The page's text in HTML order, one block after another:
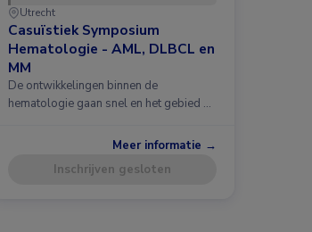
Utrecht
Casuïstiek Symposium
Hematologie - AML, DLBCL en
MM
De ontwikkelingen binnen de
hematologie gaan snel en het gebied …
Meer informatie →
Inschrijven gesloten